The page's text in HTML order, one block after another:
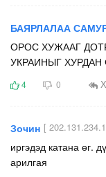
БАЯРЛАЛАА
ОРОС ХУЖААГ
УКРАИНЫГ
4 0
Зочин [
иргэдэд катана өг.
арилгая